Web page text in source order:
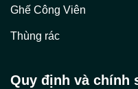
Ghế Công Viên
Thùng rác
Quy định và chính